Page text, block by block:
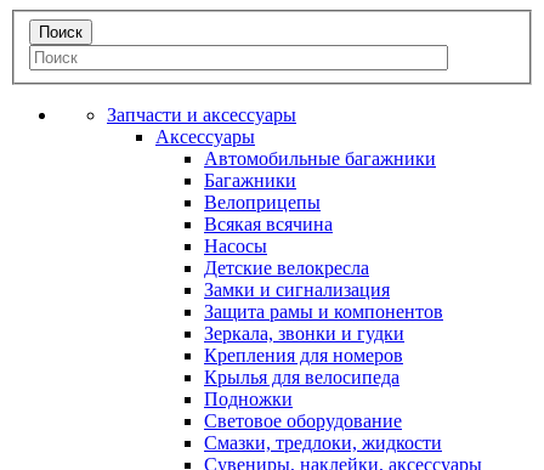
Запчасти и аксессуары
Аксессуары
Автомобильные багажники
Багажники
Велоприцепы
Всякая всячина
Насосы
Детские велокресла
Замки и сигнализация
Защита рамы и компонентов
Зеркала, звонки и гудки
Крепления для номеров
Крылья для велосипеда
Подножки
Световое оборудование
Смазки, тредлоки, жидкости
Сувениры, наклейки, аксессуары